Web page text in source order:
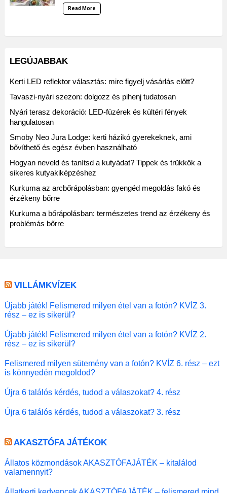
Read More
LEGÚJABBAK
Kerti LED reflektor választás: mire figyelj vásárlás előtt?
Tavaszi-nyári szezon: dolgozz és pihenj tudatosan
Nyári terasz dekoráció: LED-füzérek és kültéri fények
hangulatosan
Smoby Neo Jura Lodge: kerti házikó gyerekeknek, ami
bővíthető és egész évben használható
Hogyan neveld és tanítsd a kutyádat? Tippek és trükkök a
sikeres kutyakiképzéshez
Kurkuma az arcbőrápolásban: gyengéd megoldás fakó és
érzékeny bőrre
Kurkuma a bőrápolásban: természetes trend az érzékeny és
problémás bőrre
VILLÁMKVÍZEK
Újabb játék! Felismered milyen étel van a fotón? KVÍZ 3.
rész – ez is sikerül?
Újabb játék! Felismered milyen étel van a fotón? KVÍZ 2.
rész – ez is sikerül?
Felismered milyen sütemény van a fotón? KVÍZ 6. rész – ezt
is könnyedén megoldod?
Újra 6 találós kérdés, tudod a válaszokat? 4. rész
Újra 6 találós kérdés, tudod a válaszokat? 3. rész
AKASZTÓFA JÁTÉKOK
Állatos közmondások AKASZTÓFAJÁTÉK – kitalálod
valamennyit?